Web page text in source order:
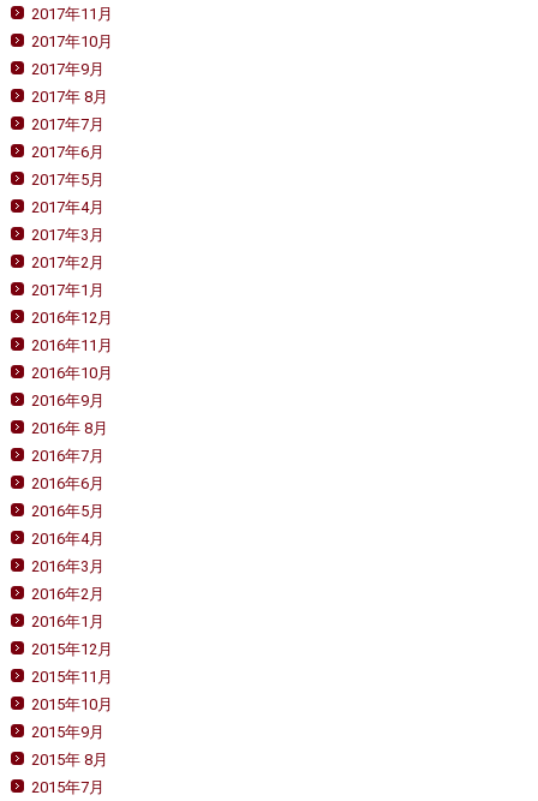
2017年11月
2017年10月
2017年9月
2017年 8月
2017年7月
2017年6月
2017年5月
2017年4月
2017年3月
2017年2月
2017年1月
2016年12月
2016年11月
2016年10月
2016年9月
2016年 8月
2016年7月
2016年6月
2016年5月
2016年4月
2016年3月
2016年2月
2016年1月
2015年12月
2015年11月
2015年10月
2015年9月
2015年 8月
2015年7月